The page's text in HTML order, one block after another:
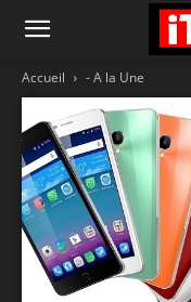
Accueil - A la Une